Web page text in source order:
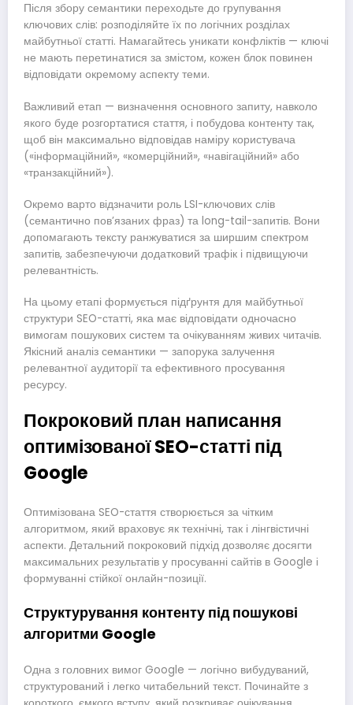
Після збору семантики переходьте до групування
ключових слів: розподіляйте їх по логічних розділах
майбутньої статті. Намагайтесь уникати конфліктів — ключі
не мають перетинатися за змістом, кожен блок повинен
відповідати окремому аспекту теми.
Важливий етап — визначення основного запиту, навколо
якого буде розгортатися стаття, і побудова контенту так,
щоб він максимально відповідав наміру користувача
(«інформаційний», «комерційний», «навігаційний» або
«транзакційний»).
Окремо варто відзначити роль LSI-ключових слів
(семантично пов’язаних фраз) та long-tail-запитів. Вони
допомагають тексту ранжуватися за ширшим спектром
запитів, забезпечуючи додатковий трафік і підвищуючи
релевантність.
На цьому етапі формується підґрунтя для майбутньої
структури SEO-статті, яка має відповідати одночасно
вимогам пошукових систем та очікуванням живих читачів.
Якісний аналіз семантики — запорука залучення
релевантної аудиторії та ефективного просування
ресурсу.
Покроковий план написання
оптимізованої SEO-статті під
Google
Оптимізована SEO-стаття створюється за чітким
алгоритмом, який враховує як технічні, так і лінгвістичні
аспекти. Детальний покроковий підхід дозволяє досягти
максимальних результатів у просуванні сайтів в Google і
формуванні стійкої онлайн-позиції.
Структурування контенту під пошукові
алгоритми Google
Одна з головних вимог Google — логічно вибудуваний,
структурований і легко читабельний текст. Починайте з